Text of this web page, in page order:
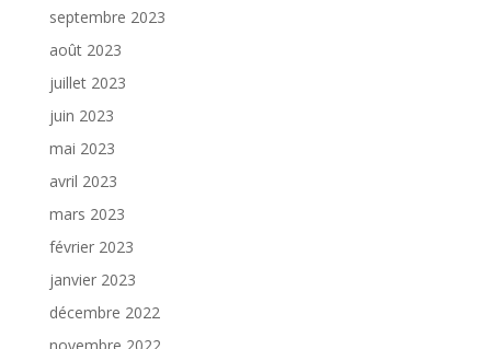
septembre 2023
août 2023
juillet 2023
juin 2023
mai 2023
avril 2023
mars 2023
février 2023
janvier 2023
décembre 2022